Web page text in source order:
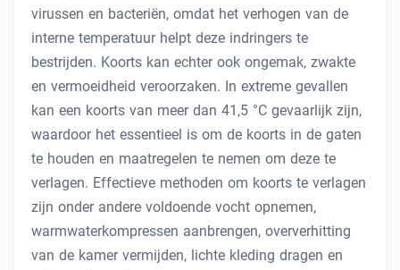
virussen en bacteriën, omdat het verhogen van de
interne temperatuur helpt deze indringers te
bestrijden. Koorts kan echter ook ongemak, zwakte
en vermoeidheid veroorzaken. In extreme gevallen
kan een koorts van meer dan 41,5 °C gevaarlijk zijn,
waardoor het essentieel is om de koorts in de gaten
te houden en maatregelen te nemen om deze te
verlagen. Effectieve methoden om koorts te verlagen
zijn onder andere voldoende vocht opnemen,
warmwaterkompressen aanbrengen, oververhitting
van de kamer vermijden, lichte kleding dragen en